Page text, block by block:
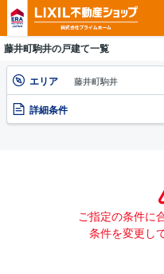
藤井町駒井の戸建て一覧
エリア 藤井町駒井
詳細条件
ご指定の条件に
条件を変更し